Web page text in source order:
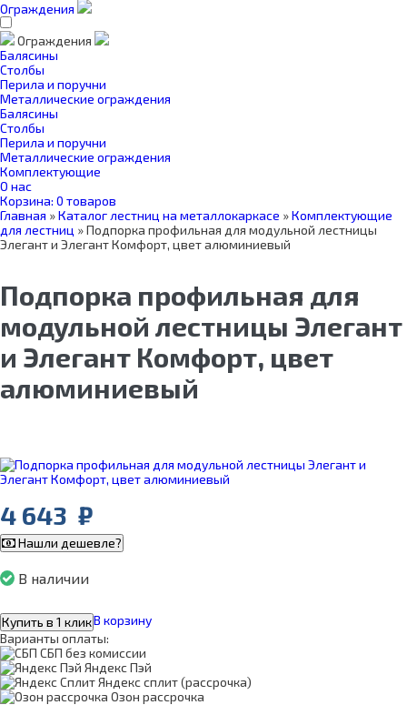
Ограждения
Ограждения
Балясины
Столбы
Перила и поручни
Металлические ограждения
Балясины
Столбы
Перила и поручни
Металлические ограждения
Комплектующие
О нас
Корзина: 0 товаров
Главная »Каталог лестниц на металлокаркасе »Комплектующие
для лестниц »Подпорка профильная для модульной лестницы
Элегант и Элегант Комфорт, цвет алюминиевый
Подпорка профильная для
модульной лестницы Элегант
и Элегант Комфорт, цвет
алюминиевый
4 643 ₽
Нашли дешевле?
В наличии
Купить в 1 кликВ корзину
Варианты оплаты:
СБП без комиссии
Яндекс Пэй
Яндекс сплит (рассрочка)
Озон рассрочка